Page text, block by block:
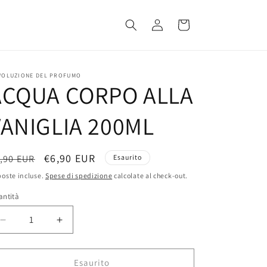
Accedi Carrello
DEL PROFUMO
CORPO ALLA
200ML
EUR
Prezzo
scontato
€6,90 EUR Esaurito
incluse. Spese di spedizione calcolate al check-out.
Diminuisci
quantità
per
Aumenta
quantità
per
ACQUA
Esaurito